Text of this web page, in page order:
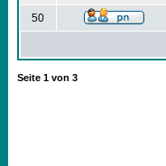
50
Seite 1 von 3